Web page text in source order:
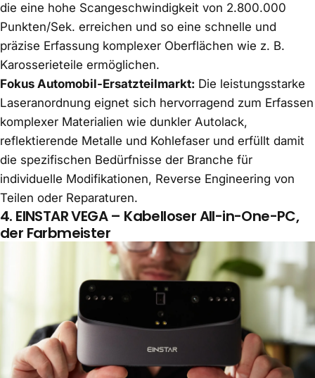
die eine hohe Scangeschwindigkeit von 2.800.000
Punkten/Sek. erreichen und so eine schnelle und
präzise Erfassung komplexer Oberflächen wie z. B.
Karosserieteile ermöglichen.
Fokus Automobil-Ersatzteilmarkt: Die leistungsstarke
Laseranordnung eignet sich hervorragend zum Erfassen
komplexer Materialien wie dunkler Autolack,
reflektierende Metalle und Kohlefaser und erfüllt damit
die spezifischen Bedürfnisse der Branche für
individuelle Modifikationen, Reverse Engineering von
Teilen oder Reparaturen.
4. EINSTAR VEGA– Kabelloser All-in-One-PC,
der Farbmeister